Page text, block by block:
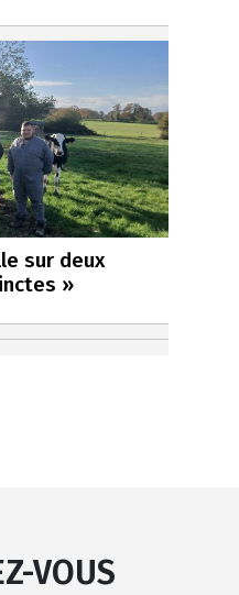
sur deux
»
VOUS